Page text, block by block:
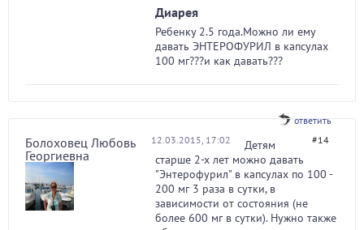
Диарея
Ребенку 2.5 года.Можно ли ему
давать ЭНТЕРОФУРИЛ в капсулах
100 мг???и как давать???
ответить
Болоховец Любовь
Георгиевна
12.03.2015, 17:02 #14
Детям
старше 2-х лет можно давать
"Энтерофурил" в капсулах по 100 -
200 мг 3 раза в сутки, в
зависимости от состояния (не
более 600 мг в сутки). Нужно также